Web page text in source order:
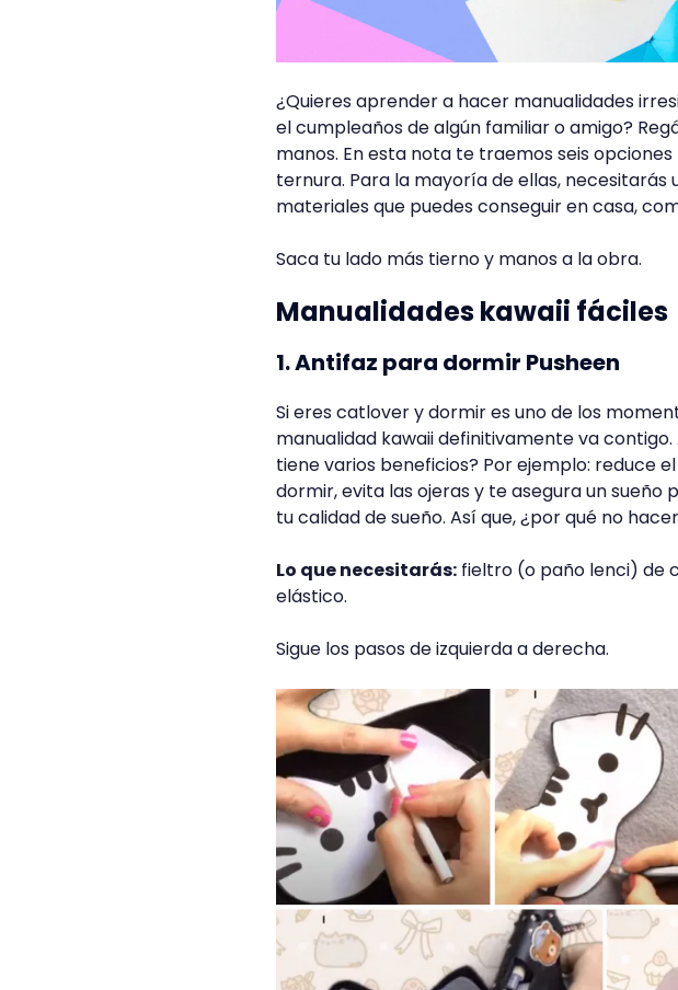
¿Quieres aprender a hacer manualidades
el cumpleaños de algún familiar o amigo?
manos. En esta nota te traemos seis
ternura. Para la mayoría de ellas,
materiales que puedes conseguir en casa,
Saca tu lado más tierno y manos a la obra.
Manualidades kawaii fáciles
1. Antifaz para dormir Pusheen
Si eres catlover y dormir es uno de los
manualidad kawaii definitivamente va
tiene varios beneficios? Por ejemplo: reduce
dormir, evita las ojeras y te asegura un
tu calidad de sueño. Así que, ¿por qué no
Lo que necesitarás: fieltro (o paño lenci) de
elástico.
Sigue los pasos de izquierda a derecha.